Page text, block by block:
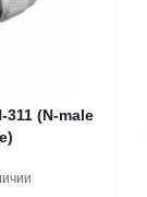
311 (N-male